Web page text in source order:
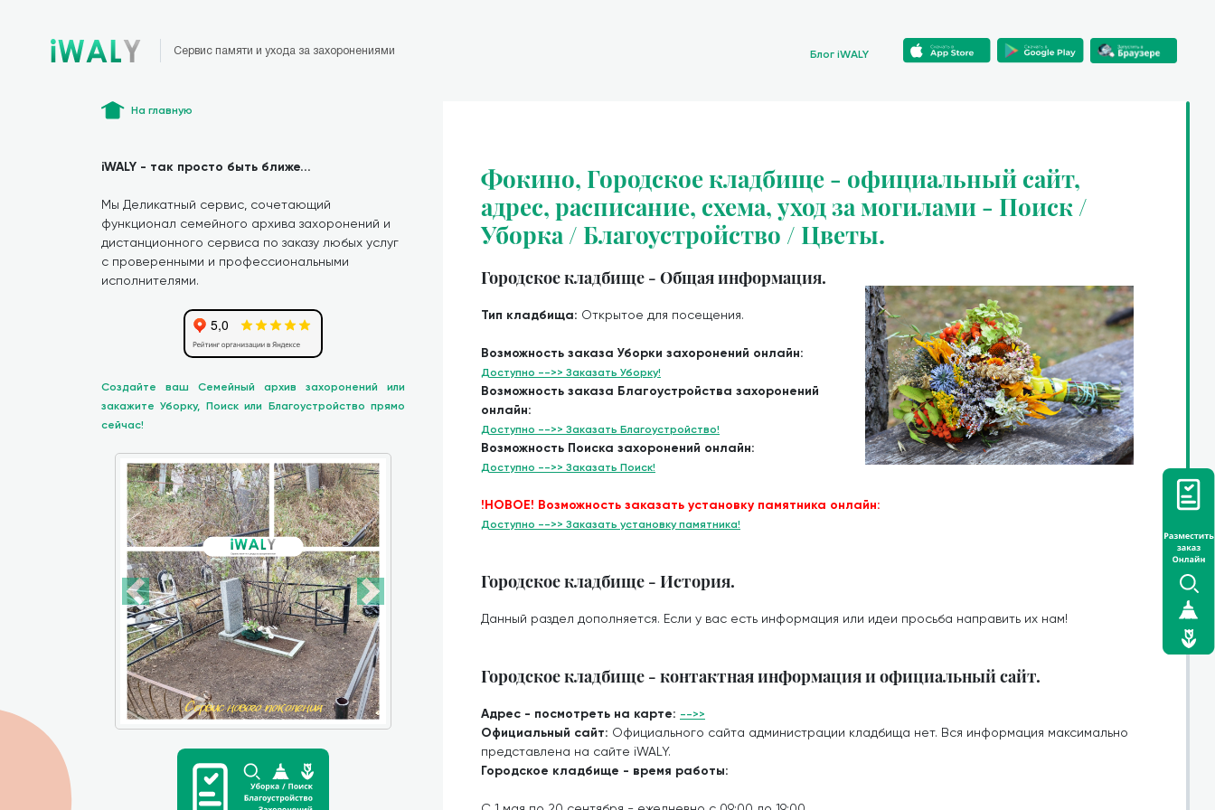
Сервис памяти и ухода за захоронениями Блог iWALY
На главную
iWALY - так просто быть ближе...
Мы Деликатный сервис, сочетающий
функционал семейного архива захоронений и
дистанционного сервиса по заказу любых услуг
с проверенными и профессиональными
исполнителями.
Создайте ваш Семейный архив захоронений или
закажите Уборку, Поиск или Благоустройство прямо
сейчас!
Фокино, Городское кладбище - официальный сайт,
адрес, расписание, схема, уход за могилами - Поиск /
Уборка / Благоустройство / Цветы.
Городское кладбище - Общая информация.
Тип кладбища: Открытое для посещения.
Возможность заказа Уборки захоронений онлайн:
Доступно -->> Заказать Уборку!
Возможность заказа Благоустройства захоронений
онлайн:
Доступно -->> Заказать Благоустройство!
Возможность Поиска захоронений онлайн:
Доступно -->> Заказать Поиск!
!НОВОЕ! Возможность заказать установку памятника онлайн:
Доступно -->> Заказать установку памятника!
Городское кладбище - История.
Данный раздел дополняется. Если у вас есть информация или идеи просьба направить их нам!
Городское кладбище - контактная информация и официальный сайт.
Адрес - посмотреть на карте: -->>
Официальный сайт: Официального сайта администрации кладбища нет. Вся информация максимально
представлена на сайте iWALY.
Городское кладбище - время работы: